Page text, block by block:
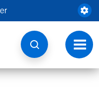
ト
グ
ル
ナ